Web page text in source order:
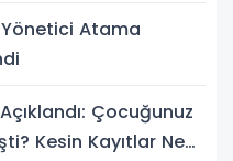
Yönetici Atama
Çocuğunuz
Kesin Kayıtlar Ne